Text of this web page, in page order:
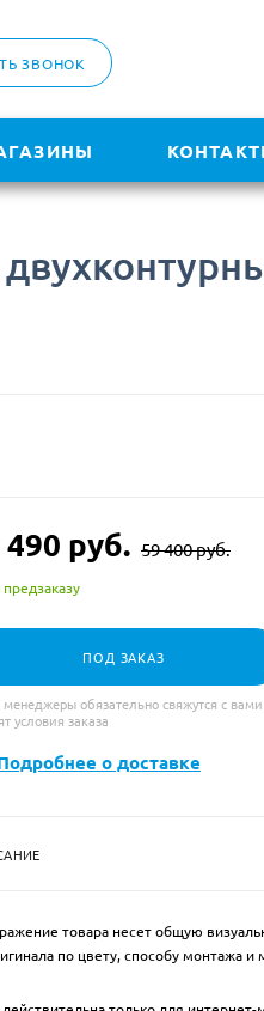
ЗВОНОК
490 руб. 59 400руб.
ПОД ЗАКАЗ
обязательно свяжутся с
условия заказа
о доставке
товара несет общую
по цвету, способу монтажа и